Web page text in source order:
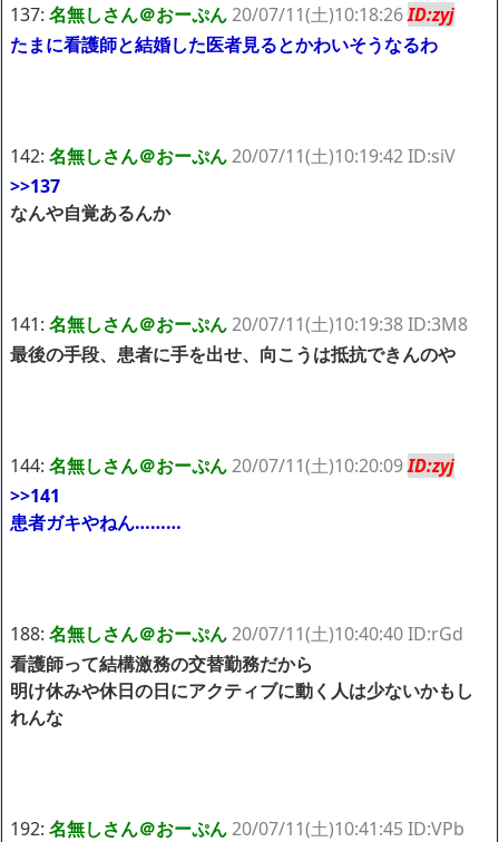
137: 名無しさん＠おーぷん20/07/11(土)10:18:26ID:zyj
たまに看護師と結婚した医者見るとかわいそうなるわ
142: 名無しさん＠おーぷん20/07/11(土)10:19:42 ID:siV
>>137
なんや自覚あるんか
141: 名無しさん＠おーぷん20/07/11(土)10:19:38 ID:3M8
最後の手段、患者に手を出せ、向こうは抵抗できんのや
144: 名無しさん＠おーぷん20/07/11(土)10:20:09ID:zyj
>>141
患者ガキやねん………
188: 名無しさん＠おーぷん20/07/11(土)10:40:40 ID:rGd
看護師って結構激務の交替勤務だから
明け休みや休日の日にアクティブに動く人は少ないかもし
れんな
192: 名無しさん＠おーぷん20/07/11(土)10:41:45 ID:VPb